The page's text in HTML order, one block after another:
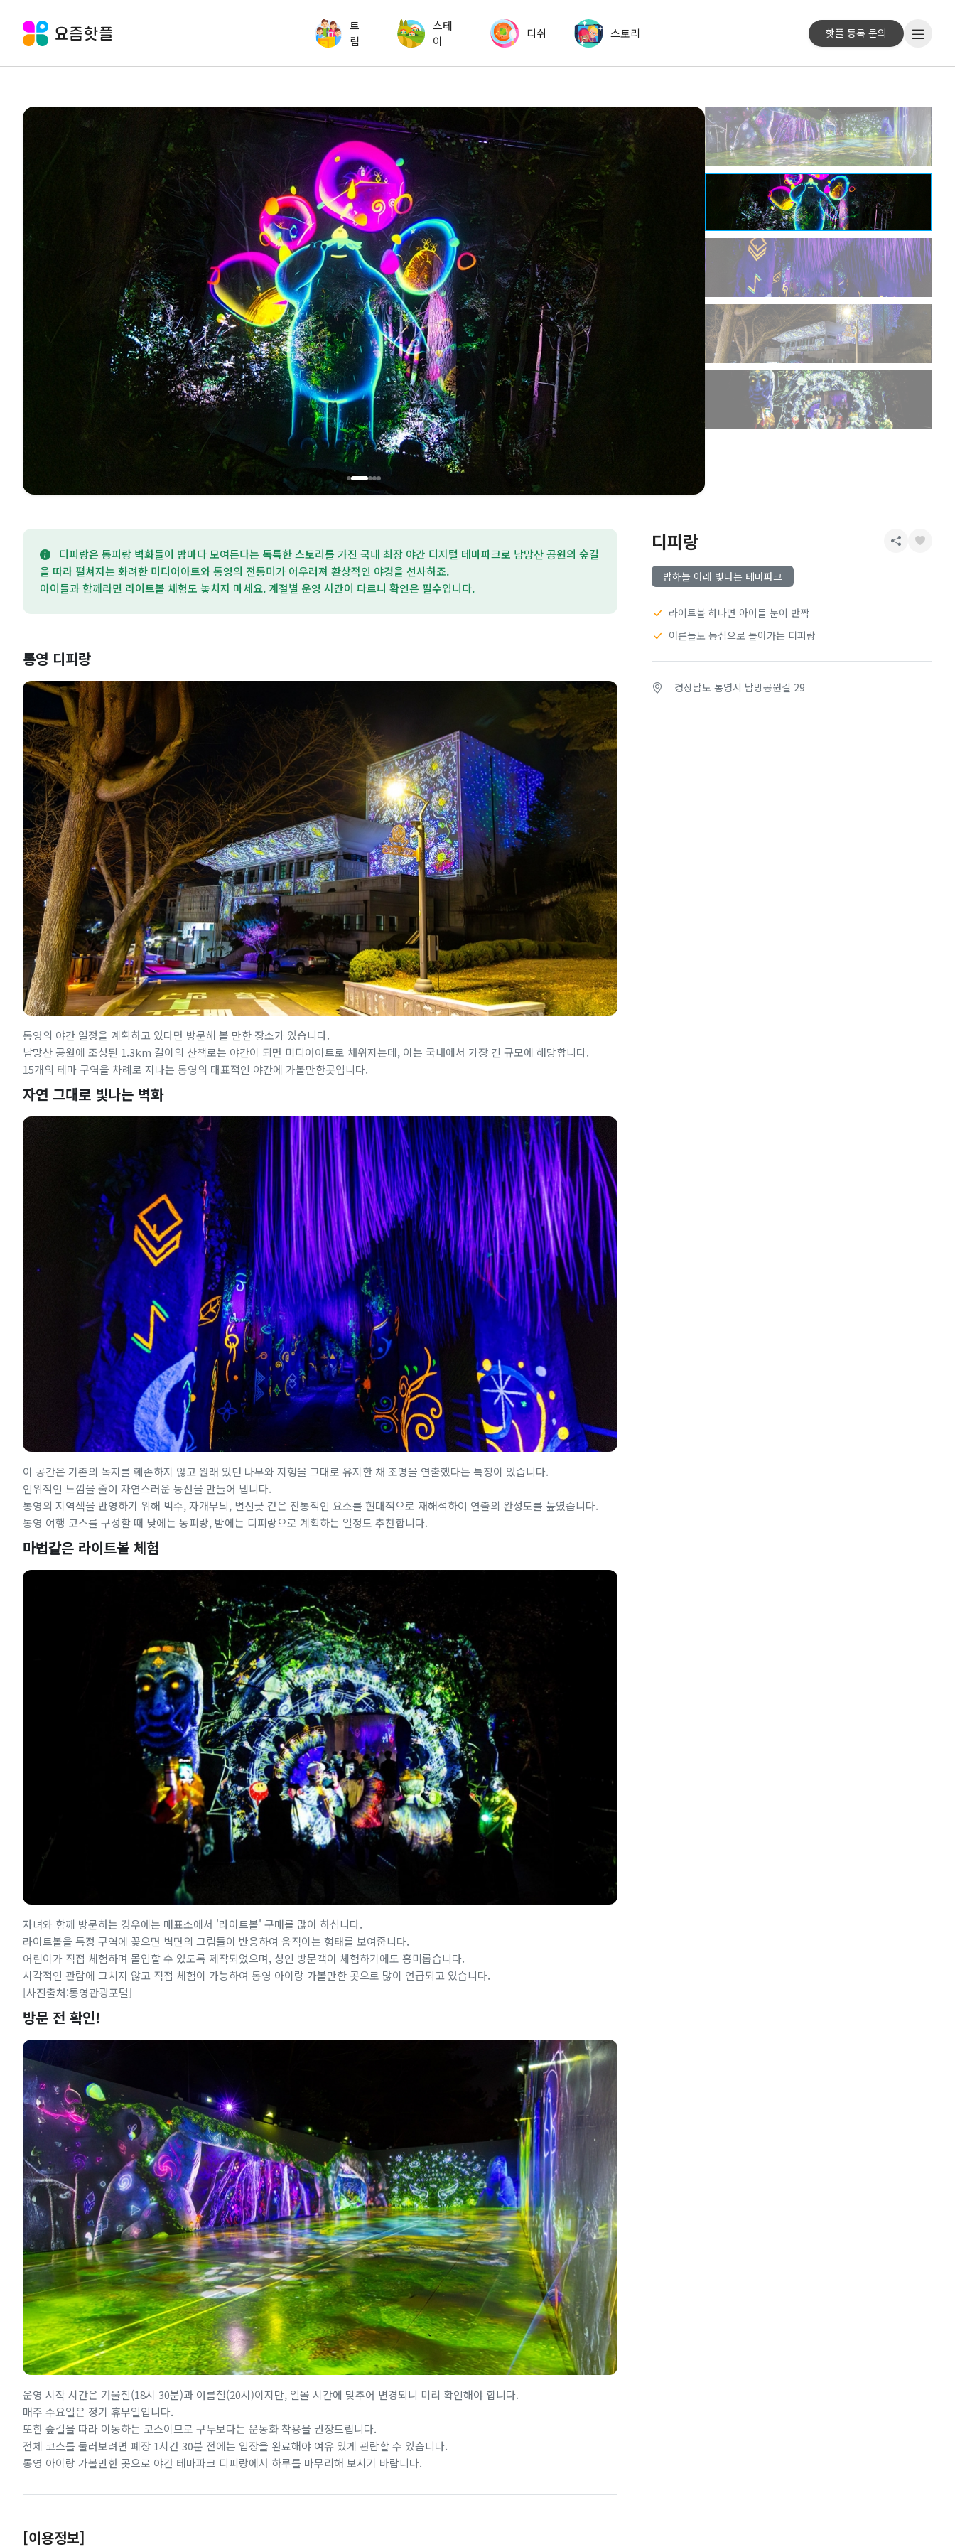
트
립
스테
이
디쉬 스토리 핫플 등록
디피랑은 동피랑 벽화들이 밤마다 모여든다는 독특한 스토리를 가진 국내 최장 야간 디지털 테마파크로 남망산 공원의 숲길
을 따라 펼쳐지는 화려한 미디어아트와 통영의 전통미가 어우러져 환상적인 야경을 선사하죠.
아이들과 함께라면 라이트볼 체험도 놓치지 마세요. 계절별 운영 시간이 다르니 확인은 필수입니다.
통영 디피랑
통영의 야간 일정을 계획하고 있다면 방문해 볼 만한 장소가 있습니다.
남망산 공원에 조성된 1.3km 길이의 산책로는 야간이 되면 미디어아트로 채워지는데, 이는 국내에서 가장 긴 규모에 해당합니다.
15개의 테마 구역을 차례로 지나는 통영의 대표적인 야간에 가볼만한곳입니다.
자연 그대로 빛나는 벽화
이 공간은 기존의 녹지를 훼손하지 않고 원래 있던 나무와 지형을 그대로 유지한 채 조명을 연출했다는 특징이 있습니다.
인위적인 느낌을 줄여 자연스러운 동선을 만들어 냅니다.
통영의 지역색을 반영하기 위해 벅수, 자개무늬, 별신굿 같은 전통적인 요소를 현대적으로 재해석하여 연출의 완성도를 높였습니다.
통영 여행 코스를 구성할 때 낮에는 동피랑, 밤에는 디피랑으로 계획하는 일정도 추천합니다.
마법같은 라이트볼 체험
자녀와 함께 방문하는 경우에는 매표소에서 '라이트볼' 구매를 많이 하십니다.
라이트볼을 특정 구역에 꽂으면 벽면의 그림들이 반응하여 움직이는 형태를 보여줍니다.
어린이가 직접 체험하며 몰입할 수 있도록 제작되었으며, 성인 방문객이 체험하기에도 흥미롭습니다.
시각적인 관람에 그치지 않고 직접 체험이 가능하여 통영 아이랑 가볼만한 곳으로 많이 언급되고 있습니다.
[사진출처:통영관광포털]
방문 전 확인!
운영 시작 시간은 겨울철(18시 30분)과 여름철(20시)이지만, 일몰 시간에 맞추어 변경되니 미리 확인해야 합니다.
매주 수요일은 정기 휴무일입니다.
또한 숲길을 따라 이동하는 코스이므로 구두보다는 운동화 착용을 권장드립니다.
전체 코스를 둘러보려면 폐장 1시간 30분 전에는 입장을 완료해야 여유 있게 관람할 수 있습니다.
통영 아이랑 가볼만한 곳으로 야간 테마파크 디피랑에서 하루를 마무리해 보시기 바랍니다.
[이용정보]
디피랑
밤하늘 아래 빛나는 테마파크
라이트볼 하나면 아이들 눈이 반짝
어른들도 동심으로 돌아가는 디피랑
경상남도 통영시 남망공원길 29